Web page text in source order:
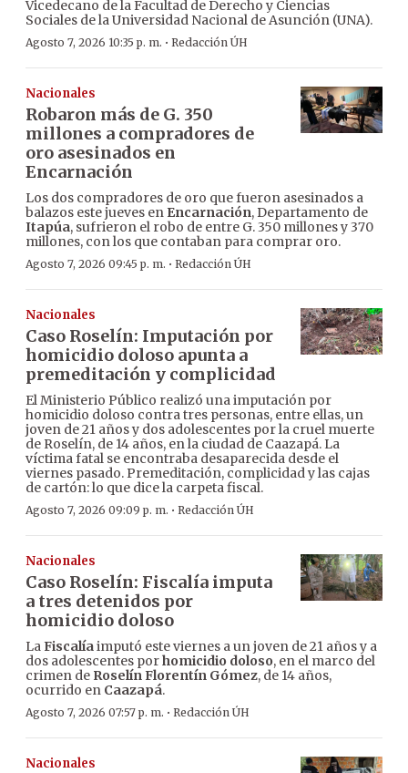
Vicedecano de la Facultad de Derecho y Ciencias
Sociales de la Universidad Nacional de Asunción (UNA).
Agosto 7, 2026 10:35 p. m. · Redacción ÚH
Nacionales
Robaron más de G. 350
millones a compradores de
oro asesinados en
Encarnación
Los dos compradores de oro que fueron asesinados a
balazos este jueves en Encarnación, Departamento de
Itapúa, sufrieron el robo de entre G. 350 millones y 370
millones, con los que contaban para comprar oro.
Agosto 7, 2026 09:45 p. m. · Redacción ÚH
Nacionales
Caso Roselín: Imputación por
homicidio doloso apunta a
premeditación y complicidad
El Ministerio Público realizó una imputación por
homicidio doloso contra tres personas, entre ellas, un
joven de 21 años y dos adolescentes por la cruel muerte
de Roselín, de 14 años, en la ciudad de Caazapá. La
víctima fatal se encontraba desaparecida desde el
viernes pasado. Premeditación, complicidad y las cajas
de cartón: lo que dice la carpeta fiscal.
Agosto 7, 2026 09:09 p. m. · Redacción ÚH
Nacionales
Caso Roselín: Fiscalía imputa
a tres detenidos por
homicidio doloso
LaFiscalíaimputó este viernes a un joven de 21 años y a
dos adolescentes porhomicidio doloso, en el marco del
crimen de Roselín Florentín Gómez, de 14 años,
ocurrido en Caazapá.
Agosto 7, 2026 07:57 p. m. · Redacción ÚH
Nacionales